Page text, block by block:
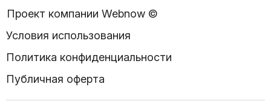
Проект компании Webnow ©
Условия использования
Политика конфиденциальности
Публичная оферта